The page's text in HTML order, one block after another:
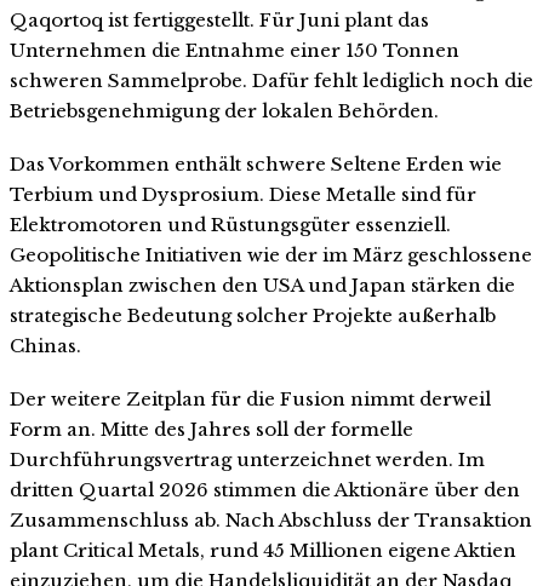
Qaqortoq ist fertiggestellt. Für Juni plant das
Unternehmen die Entnahme einer 150 Tonnen
schweren Sammelprobe. Dafür fehlt lediglich noch die
Betriebsgenehmigung der lokalen Behörden.
Das Vorkommen enthält schwere Seltene Erden wie
Terbium und Dysprosium. Diese Metalle sind für
Elektromotoren und Rüstungsgüter essenziell.
Geopolitische Initiativen wie der im März geschlossene
Aktionsplan zwischen den USA und Japan stärken die
strategische Bedeutung solcher Projekte außerhalb
Chinas.
Der weitere Zeitplan für die Fusion nimmt derweil
Form an. Mitte des Jahres soll der formelle
Durchführungsvertrag unterzeichnet werden. Im
dritten Quartal 2026 stimmen die Aktionäre über den
Zusammenschluss ab. Nach Abschluss der Transaktion
plant Critical Metals, rund 45 Millionen eigene Aktien
einzuziehen, um die Handelsliquidität an der Nasdaq